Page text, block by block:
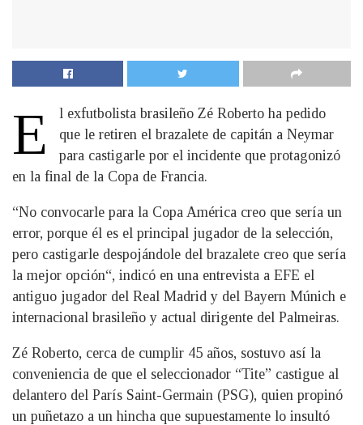
E
l exfutbolista brasileño Zé Roberto ha pedido
que le retiren el brazalete de capitán a Neymar
para castigarle por el incidente que protagonizó
en la final de la Copa de Francia.
“No convocarle para la Copa América creo que sería un
error, porque él es el principal jugador de la selección,
pero castigarle despojándole del brazalete creo que sería
la mejor opción“, indicó en una entrevista a EFE el
antiguo jugador del Real Madrid y del Bayern Múnich e
internacional brasileño y actual dirigente del Palmeiras.
Zé Roberto, cerca de cumplir 45 años, sostuvo así la
conveniencia de que el seleccionador “Tite” castigue al
delantero del París Saint-Germain (PSG), quien propinó
un puñetazo a un hincha que supuestamente lo insultó